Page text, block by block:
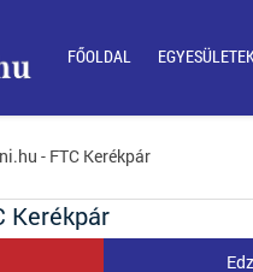
FŐOLDAL
- FTC Kerékpár
Kerékpár